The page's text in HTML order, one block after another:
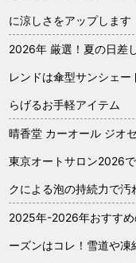
に涼しさをアップします
2026年 厳選！夏の日差
レンドは傘型サンシェ
らげるお手軽アイテム
晴香堂 カーオール ジオ
東京オートサロン2026
クによる泡の持続力で汚
2025年-2026年おすす
ーズンはコレ！雪道や